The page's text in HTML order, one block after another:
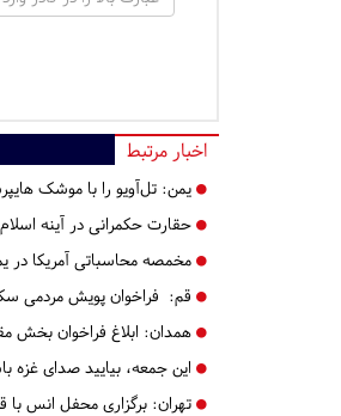
اخبار مرتبط
یمن: تل‌آویو را با موشک
حقارت حکمرانی در آینه
مخمصه محاسباتی آمریکا در
قم: فراخوان پویش مردمی
همدان: ابلاغ فراخوان بخش
این جمعه، بیایید صدای غزه
تهران: برگزاری محفل انس با